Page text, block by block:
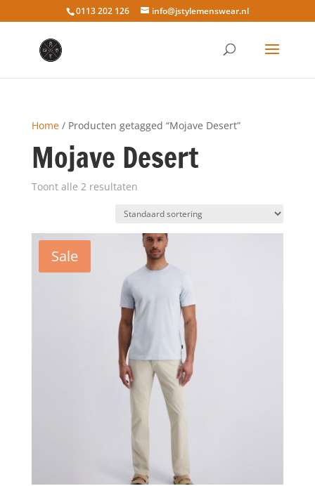
0113 202 126 info@jstylemenswear.nl
Home/ Producten getagged “Mojave Desert”
Mojave Desert
Toont alle 2 resultaten
Sale